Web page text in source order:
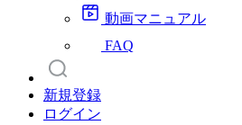
動画マニュアル
FAQ
新規登録
ログイン